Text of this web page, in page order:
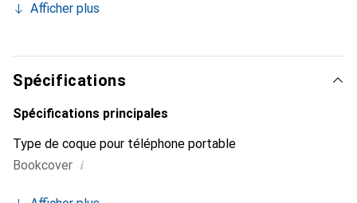
smartphone. La marque Noreve est reconnue
constitue toujours un excellent choix pour le client
exigeant.
Afficher plus
Spécifications
Spécifications principales
Type de coque pour téléphone portable
Bookcover i